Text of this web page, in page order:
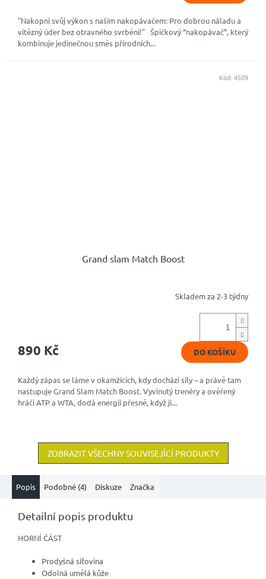
hvězdiček.
"Nakopni svůj výkon s naším nakopávačem: Pro dobrou náladu a
vítězný úder bez otravného svrbění!" Špičkový “nakopávač”, který
kombinuje jedinečnou směs přírodních...
Grand slam Match Boost
z
hvězdiček.
Skladem za 2-3 týdny
890 Kč DO KOŠÍKU
Každý zápas se láme v okamžicích, kdy dochází síly – a právě tam
nastupuje Grand Slam Match Boost. Vyvinutý trenéry a ověřený
hráči ATP a WTA, dodá energii přesně, když ji...
Kód: 4509
ZOBRAZIT VŠECHNY SOUVISEJÍCÍ PRODUKTY
Popis Podobné (4) Diskuze Značka
Detailní popis produktu
HORNÍ ČÁST
Prodyšná síťovina
Odolná umělá kůže